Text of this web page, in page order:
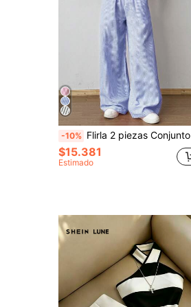
-10% Flirla 2 piezas Conjunto de pantalones con bolsillos de color contrastante y blusa sin mangas con cuello en V y botones delanteros a rayas para mujer
$15.381
Estimado